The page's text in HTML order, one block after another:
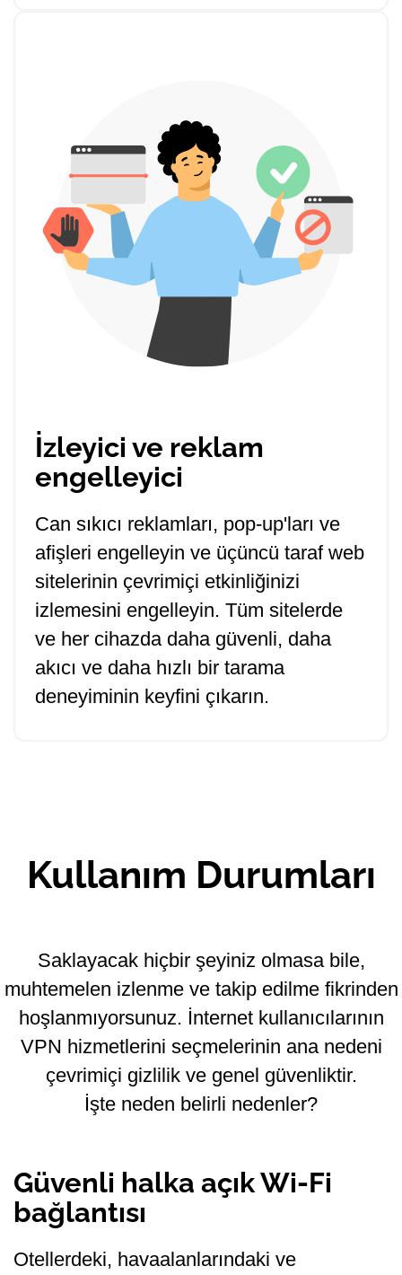
İzleyici ve reklam
engelleyici
Can sıkıcı reklamları, pop-up'ları ve
afişleri engelleyin ve üçüncü taraf web
sitelerinin çevrimiçi etkinliğinizi
izlemesini engelleyin. Tüm sitelerde
ve her cihazda daha güvenli, daha
akıcı ve daha hızlı bir tarama
deneyiminin keyfini çıkarın.
Kullanım Durumları
Saklayacak hiçbir şeyiniz olmasa bile,
muhtemelen izlenme ve takip edilme fikrinden
hoşlanmıyorsunuz. İnternet kullanıcılarının
VPN hizmetlerini seçmelerinin ana nedeni
çevrimiçi gizlilik ve genel güvenliktir.
İşte neden belirli nedenler?
Güvenli halka açık Wi-Fi
bağlantısı
Otellerdeki, havaalanlarındaki ve